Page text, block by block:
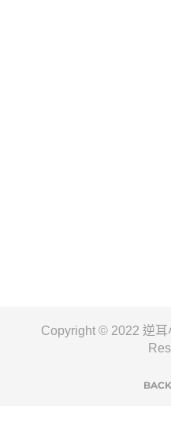
Copyright © 2022 逆